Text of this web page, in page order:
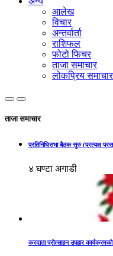
आलेख
विचार
अन्तर्वार्ता
राशिफल
फोटो फिचर
ताजा समाचार
लोकप्रिय समाचार
ताजा समाचार
प्रतिनिधिसभा बैठक सुरु (प्रत्यक्ष
४ घण्टा अगाडी
करदाता प्रोत्साहन उपहार